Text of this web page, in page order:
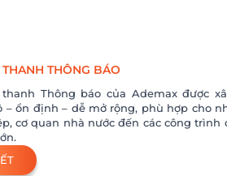
THÔNG BÁO
Thông báo của Ademax được
– ổn định – dễ mở rộng, phù hợp cho
cơ quan nhà nước đến các công trình